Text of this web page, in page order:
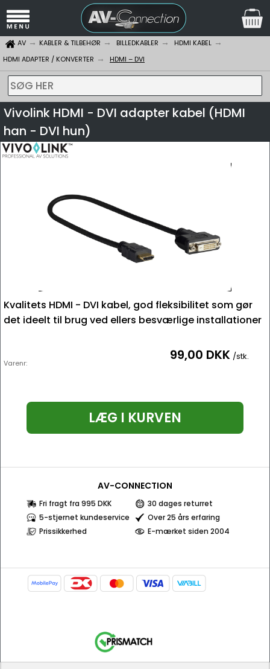
AV KABLER & TILBEHØR BILLEDKABLER
HDMI KABEL
HDMI ADAPTER / KONVERTER
HDMI – DVI
SØG HER
Vivolink HDMI - DVI adapter kabel (HDMI
han - DVI hun)
Kvalitets HDMI - DVI kabel, god fleksibilitet som gør
det ideelt til brug ved ellers besværlige installationer
Varenr: 99,00 DKK /stk.
LÆG I KURVEN
AV-CONNECTION
Fri fragt fra 995 DKK
30 dages returret
5-stjernet kundeservice
Over 25 års erfaring
Prissikkerhed
E-mærket siden 2004